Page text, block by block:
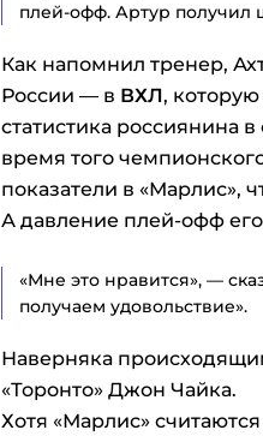
плей-офф. Артур получил
Как напомнил тренер,
России — в ВХЛ,
статистика россиянина в
время того
показатели в «Марлис»,
А давление плей-офф
«Мне это нравится», —
получаем удовольствие».
Наверняка
«Торонто» Джон Чайка.
Хотя «Марлис»